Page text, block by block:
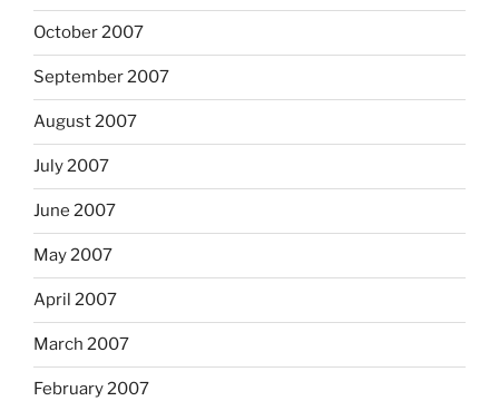
October 2007
September 2007
August 2007
July 2007
June 2007
May 2007
April 2007
March 2007
February 2007